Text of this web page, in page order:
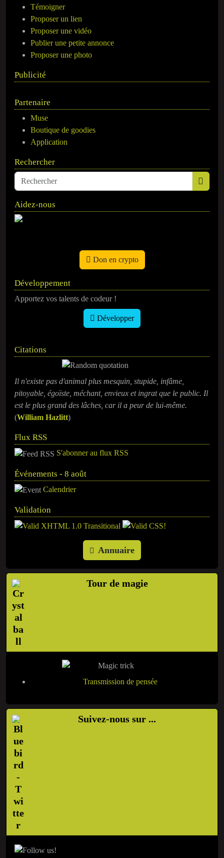
Témoigner
Proposer un lien
Proposer une vidéo
Publier une petite annonce
Proposer une photo
Publicité
Partenaire
Muse
Boutique de goodies
Application
Rechercher
Aidez-nous
Don en crypto
Développement
Apportez vos talents de codeur !
Développer
Citations
Il n'existe pas d'animal plus mesquin, stupide, infâme,
pitoyable, égoïste, méchant, envieux et ingrat que le public. Il
est le plus grand des lâches, car il a peur de lui-même.
(William Hazlitt)
Flux RSS
S'abonner au flux RSS
Événements - 8 août
Calendrier
Validation
Annuaire
Tour de magie
Transmission de pensée
Suivez-nous sur ...